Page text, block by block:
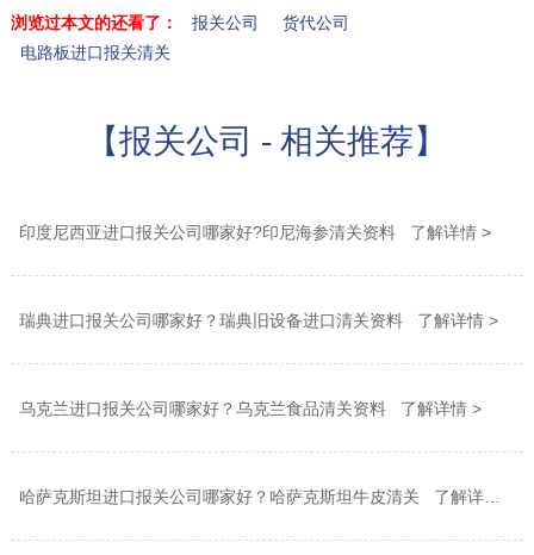
浏览过本文的还看了： 报关公司
货代公司
电路板进口报关清关
【报关公司 - 相关推荐】
印度尼西亚进口报关公司哪家好?印尼海参清关资料 了解详情 >
瑞典进口报关公司哪家好？瑞典旧设备进口清关资料 了解详情 >
乌克兰进口报关公司哪家好？乌克兰食品清关资料 了解详情 >
哈萨克斯坦进口报关公司哪家好？哈萨克斯坦牛皮清关 了解详情 >